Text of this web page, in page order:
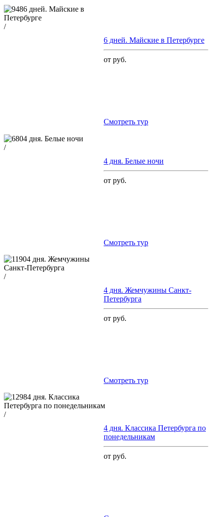
/
6 дней. Майские в Петербурге
от руб.
Cмотреть тур
/
4 дня. Белые ночи
от руб.
Cмотреть тур
/
4 дня. Жемчужины Санкт-
Петербурга
от руб.
Cмотреть тур
/
4 дня. Классика Петербурга по
понедельникам
от руб.